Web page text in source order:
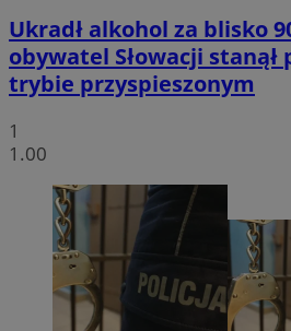
Ukradł alkohol za blisko
obywatel Słowacji stanął
trybie przyspieszonym
1
1.00